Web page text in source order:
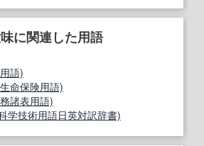
に関連した用語
語)
命保険用語)
諸表用語)
学技術用語日英対訳辞書)